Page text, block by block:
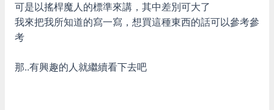
可是以搖桿魔人的標準來講，其中差別可大了
我來把我所知道的寫一寫，想買這種東西的話可以參考參
考
那..有興趣的人就繼續看下去吧